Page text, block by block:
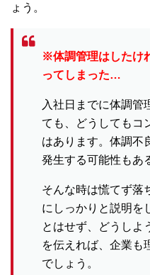
ょう。
※体調管理はしたけ
ってしまった…
入社日までに体調管
ても、どうしてもコ
はあります。体調不
発生する可能性もあ
そんな時は慌てず落
にしっかりと説明を
とはせず、どうしよ
を伝えれば、企業も
でしょう。